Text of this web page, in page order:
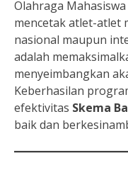
Olahraga
mencetak atlet-atlet
nasional maupun
adalah
menyeimbangkan
Keberhasilan
efektivitas Skema
baik dan